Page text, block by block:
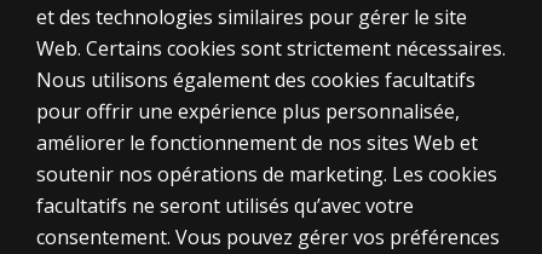
ÉVALUATIONS
Produits
et des technologies similaires pour gérer le site
Web. Certains cookies sont strictement nécessaires.
Nous utilisons également des cookies facultatifs
pour offrir une expérience plus personnalisée,
améliorer le fonctionnement de nos sites Web et
soutenir nos opérations de marketing. Les cookies
facultatifs ne seront utilisés qu’avec votre
consentement. Vous pouvez gérer vos préférences